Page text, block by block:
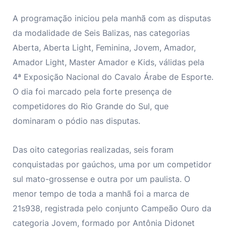
A programação iniciou pela manhã com as disputas
da modalidade de Seis Balizas, nas categorias
Aberta, Aberta Light, Feminina, Jovem, Amador,
Amador Light, Master Amador e Kids, válidas pela
4ª Exposição Nacional do Cavalo Árabe de Esporte.
O dia foi marcado pela forte presença de
competidores do Rio Grande do Sul, que
dominaram o pódio nas disputas.
Das oito categorias realizadas, seis foram
conquistadas por gaúchos, uma por um competidor
sul mato-grossense e outra por um paulista. O
menor tempo de toda a manhã foi a marca de
21s938, registrada pelo conjunto Campeão Ouro da
categoria Jovem, formado por Antônia Didonet